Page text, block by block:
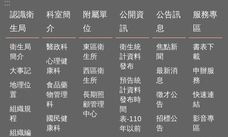
隱
私
政
策
資
料
開
放
宣
告
:::
認識衛
生局
衛生局
簡介
大事記
地理位
置
組織規
程
組織編
科室簡
介
醫政科
心理健
康科
食品藥
物管理
科
國民健
康科
附屬單
位
東區衛
生所
西區衛
生所
長期照
顧管理
中心
公開資
訊
衛生統
計資料
發布
預告統
計資料
發布時
間
表-110
年以前
公告訊
息
焦點新
聞
最新消
息
徵才公
告
招標公
告
服務專
區
書表下
載
申辦服
務
快速連
結
影音專
區